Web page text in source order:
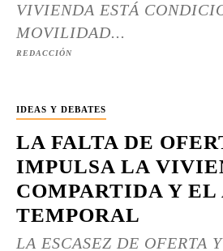
VIVIENDA ESTÁ
MOVILIDAD...
REDACCIÓN
IDEAS Y DEBATES
LA FALTA DE
IMPULSA LA
COMPARTIDA Y
TEMPORAL
LA ESCASEZ DE OFERTA